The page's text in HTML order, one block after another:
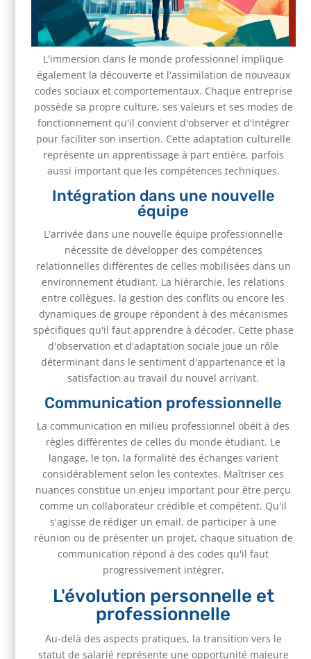
L'immersion dans le monde professionnel implique
également la découverte et l'assimilation de nouveaux
codes sociaux et comportementaux. Chaque entreprise
possède sa propre culture, ses valeurs et ses modes de
fonctionnement qu'il convient d'observer et d'intégrer
pour faciliter son insertion. Cette adaptation culturelle
représente un apprentissage à part entière, parfois
aussi important que les compétences techniques.
Intégration dans une nouvelle
équipe
L'arrivée dans une nouvelle équipe professionnelle
nécessite de développer des compétences
relationnelles différentes de celles mobilisées dans un
environnement étudiant. La hiérarchie, les relations
entre collègues, la gestion des conflits ou encore les
dynamiques de groupe répondent à des mécanismes
spécifiques qu'il faut apprendre à décoder. Cette phase
d'observation et d'adaptation sociale joue un rôle
déterminant dans le sentiment d'appartenance et la
satisfaction au travail du nouvel arrivant.
Communication professionnelle
La communication en milieu professionnel obéit à des
règles différentes de celles du monde étudiant. Le
langage, le ton, la formalité des échanges varient
considérablement selon les contextes. Maîtriser ces
nuances constitue un enjeu important pour être perçu
comme un collaborateur crédible et compétent. Qu'il
s'agisse de rédiger un email, de participer à une
réunion ou de présenter un projet, chaque situation de
communication répond à des codes qu'il faut
progressivement intégrer.
L'évolution personnelle et
professionnelle
Au-delà des aspects pratiques, la transition vers le
statut de salarié représente une opportunité majeure